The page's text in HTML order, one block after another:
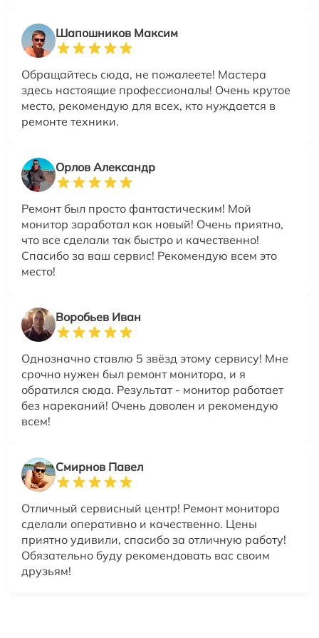
Шапошников Максим
Обращайтесь сюда, не пожалеете! Мастера
здесь настоящие профессионалы! Очень крутое
место, рекомендую для всех, кто нуждается в
ремонте техники.
Орлов Александр
Ремонт был просто фантастическим! Мой
монитор заработал как новый! Очень приятно,
что все сделали так быстро и качественно!
Спасибо за ваш сервис! Рекомендую всем это
место!
Воробьев Иван
Однозначно ставлю 5 звёзд этому сервису! Мне
срочно нужен был ремонт монитора, и я
обратился сюда. Результат - монитор работает
без нареканий! Очень доволен и рекомендую
всем!
Смирнов Павел
Отличный сервисный центр! Ремонт монитора
сделали оперативно и качественно. Цены
приятно удивили, спасибо за отличную работу!
Обязательно буду рекомендовать вас своим
друзьям!